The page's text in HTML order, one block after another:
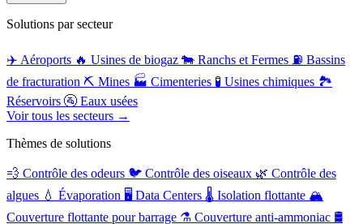
Solutions par secteur
✈️ Aéroports 🔥 Usines de biogaz 🐄 Ranchs et Fermes ⛽ Bassins
de fracturation ⛏️ Mines 🏭 Cimenteries 🧪 Usines chimiques 🏞️
Réservoirs 🚰 Eaux usées
Voir tous les secteurs →
Thèmes de solutions
💨 Contrôle des odeurs 🐦 Contrôle des oiseaux 🌿 Contrôle des
algues 💧 Évaporation 🖥️ Data Centers 🌡️ Isolation flottante 🏔️
Couverture flottante pour barrage ⚗️ Couverture anti-ammoniac 🛢️